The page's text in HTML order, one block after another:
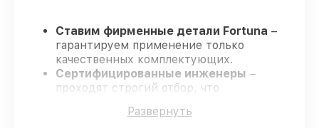
Ставим фирменные детали Fortuna –
гарантируем применение только
качественных комплектующих.
Сертифицированные инженеры –
проходят строгий отбор, что
устройства после ремонта.
Развернуть